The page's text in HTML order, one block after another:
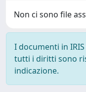
Non ci sono file
I documenti in
tutti i diritti sono
indicazione.